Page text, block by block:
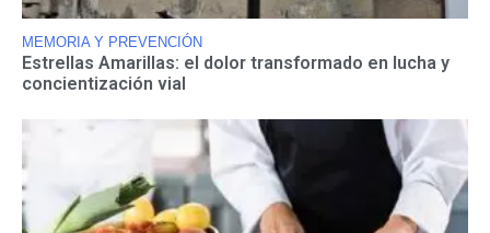
MEMORIA Y PREVENCIÓN
Estrellas Amarillas: el dolor transformado en lucha y
concientización vial